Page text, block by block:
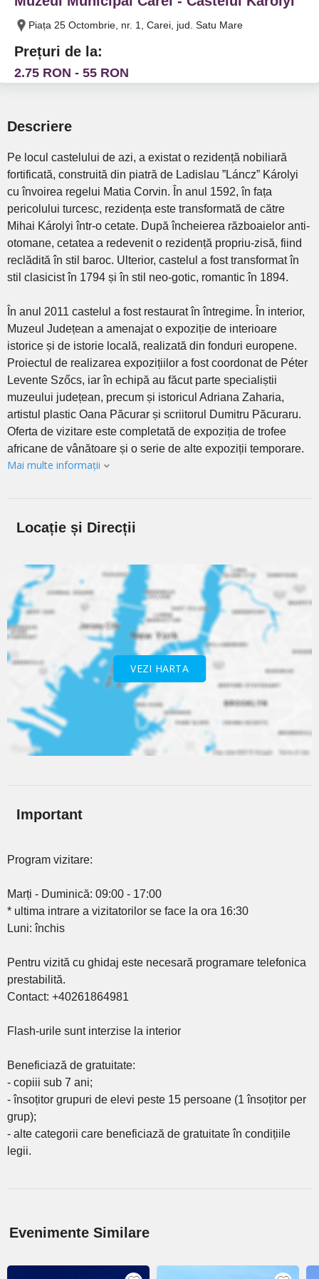
Piața 25 Octombrie, nr. 1, Carei, jud. Satu Mare
Prețuri de la:
2.75 RON - 55 RON
Descriere
Pe locul castelului de azi, a existat o rezidență nobiliară
fortificată, construită din piatră de Ladislau ”Láncz” Károlyi
cu învoirea regelui Matia Corvin. În anul 1592, în fața
pericolului turcesc, rezidența este transformată de către
Mihai Károlyi într-o cetate. După încheierea războaielor anti-
otomane, cetatea a redevenit o rezidență propriu-zisă, fiind
reclădită în stil baroc. Ulterior, castelul a fost transformat în
stil clasicist în 1794 și în stil neo-gotic, romantic în 1894.
În anul 2011 castelul a fost restaurat în întregime. În interior,
Muzeul Județean a amenajat o expoziție de interioare
istorice și de istorie locală, realizată din fonduri europene.
Proiectul de realizarea expozițiilor a fost coordonat de Péter
Levente Szőcs, iar în echipă au făcut parte specialiștii
muzeului județean, precum și istoricul Adriana Zaharia,
artistul plastic Oana Păcurar și scriitorul Dumitru Păcuraru.
Oferta de vizitare este completată de expoziția de trofee
africane de vânătoare și o serie de alte expoziții temporare.
Mai multe informații
Locație și Direcții
VEZI HARTA
Important
Program vizitare:
Marți - Duminică: 09:00 - 17:00
* ultima intrare a vizitatorilor se face la ora 16:30
Luni: închis
Pentru vizită cu ghidaj este necesară programare telefonica
prestabilită.
Contact: +40261864981
Flash-urile sunt interzise la interior
Beneficiază de gratuitate:
- copiii sub 7 ani;
- însoțitor grupuri de elevi peste 15 persoane (1 însoțitor per
grup);
- alte categorii care beneficiază de gratuitate în condițiile
legii.
Evenimente Similare